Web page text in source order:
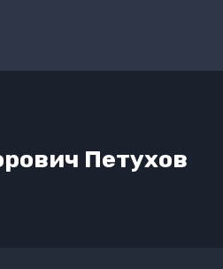
Петухов